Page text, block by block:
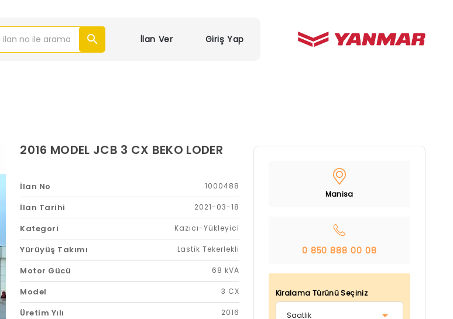
İlan Ver Giriş Yap
2016 MODEL JCB 3 CX BEKO LODER
İlan No 1000488
İlan Tarihi 2021-03-18
Kategori Kazıcı-Yükleyici
Yürüyüş Takımı Lastik Tekerlekli
Motor Gücü 68 kVA
Model 3 CX
Üretim Yılı 2016
Manisa
0 850 888 00 08
Kiralama Türünü Seçiniz